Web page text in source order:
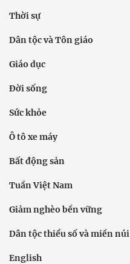
Thời sự
Dân tộc và Tôn giáo
Giáo dục
Đời sống
Sức khỏe
Ô tô xe máy
Bất động sản
Tuần Việt Nam
Giảm nghèo bền vững
Dân tộc thiểu số và miền núi
English